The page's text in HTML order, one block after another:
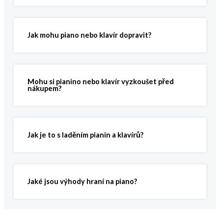
Jak mohu piano nebo klavír dopravit?
Mohu si pianino nebo klavír vyzkoušet před
nákupem?
Jak je to s laděním pianin a klavírů?
Jaké jsou výhody hraní na piano?